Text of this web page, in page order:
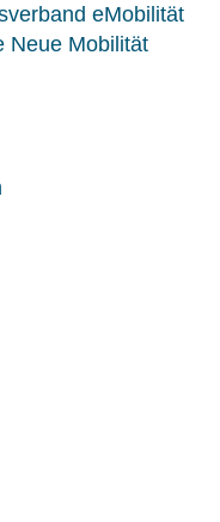
eMobilität
Neue Mobilität